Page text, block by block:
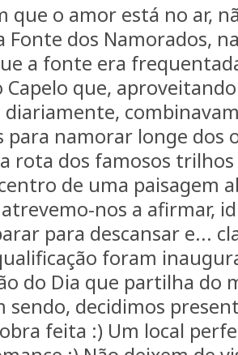
que o amor está no ar,
Fonte dos Namorados,
a fonte era
que,
diariamente,
para namorar longe dos
rota dos famosos
de uma paisagem
nos a afirmar,
para descansar e...
foram
do Dia que partilha do
sendo, decidimos
feita :) Um local